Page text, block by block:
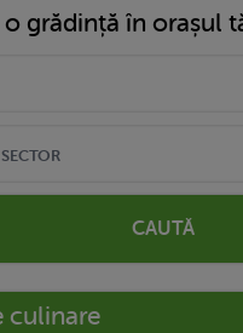
o grădință în orașul
CAUTĂ
culinare